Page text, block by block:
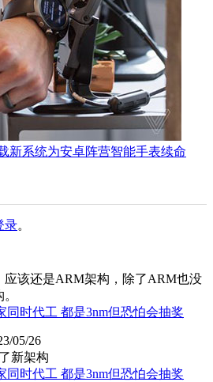
新系统为安卓阵营智能手表续命
录。
应该还是ARM架构，除了ARM也没
同时代工 都是3nm但恐怕会抽奖
05/26
新架构
同时代工 都是3nm但恐怕会抽奖